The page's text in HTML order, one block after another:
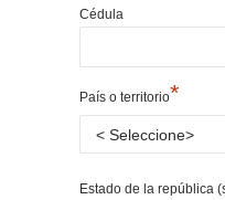
Cédula
País o territorio*
Estado de la república